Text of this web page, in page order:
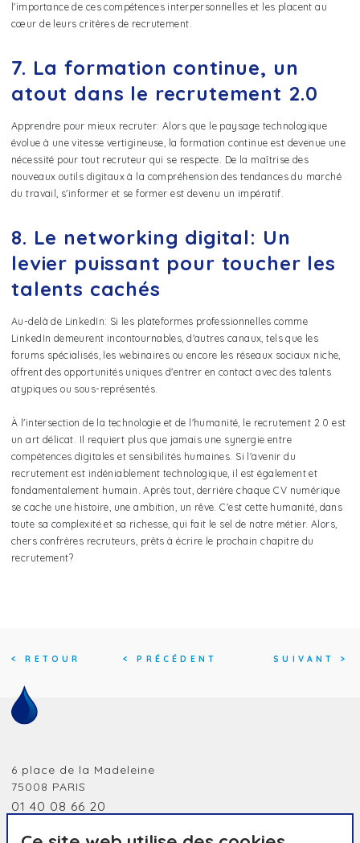
l'importance de ces compétences interpersonnelles et les placent au
cœur de leurs critères de recrutement.
7. La formation continue, un
atout dans le recrutement 2.0
Apprendre pour mieux recruter: Alors que le paysage technologique
évolue à une vitesse vertigineuse, la formation continue est devenue une
nécessité pour tout recruteur qui se respecte. De la maîtrise des
nouveaux outils digitaux à la compréhension des tendances du marché
du travail, s'informer et se former est devenu un impératif.
8. Le networking digital: Un
levier puissant pour toucher les
talents cachés
Au-delà de LinkedIn: Si les plateformes professionnelles comme
LinkedIn demeurent incontournables, d'autres canaux, tels que les
forums spécialisés, les webinaires ou encore les réseaux sociaux niche,
offrent des opportunités uniques d'entrer en contact avec des talents
atypiques ou sous-représentés.
À l'intersection de la technologie et de l'humanité, le recrutement 2.0 est
un art délicat. Il requiert plus que jamais une synergie entre
compétences digitales et sensibilités humaines. Si l'avenir du
recrutement est indéniablement technologique, il est également et
fondamentalement humain. Après tout, derrière chaque CV numérique
se cache une histoire, une ambition, un rêve. C'est cette humanité, dans
toute sa complexité et sa richesse, qui fait le sel de notre métier. Alors,
chers confrères recruteurs, prêts à écrire le prochain chapitre du
recrutement?
<RETOUR <PRÉCÉDENT SUIVANT >
6 place de la Madeleine
75008 PARIS
01 40 08 66 20